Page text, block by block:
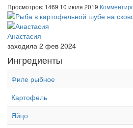
Просмотров: 1469 10 июля 2019
Анастасия
заходила 2 фев 2024
Ингредиенты
Филе рыбное
Картофель
Яйцо